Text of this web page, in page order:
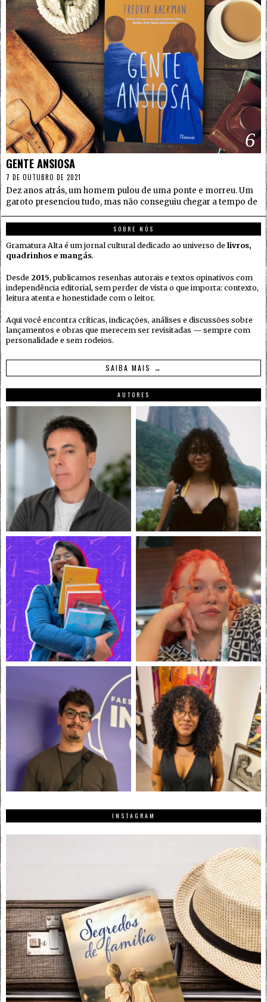
6
GENTE ANSIOSA
7 DE OUTUBRO DE 2021
Dez anos atrás, um homem pulou de uma ponte e morreu. Um
garoto presenciou tudo, mas não conseguiu chegar a tempo de
SOBRE NÓS
Gramatura Alta é um jornal cultural dedicado ao universo de livros,
quadrinhos e mangás.
Desde 2015, publicamos resenhas autorais e textos opinativos com
independência editorial, sem perder de vista o que importa: contexto,
leitura atenta e honestidade com o leitor.
Aqui você encontra críticas, indicações, análises e discussões sobre
lançamentos e obras que merecem ser revisitadas — sempre com
personalidade e sem rodeios.
SAIBA MAIS →
AUTORES
INSTAGRAM